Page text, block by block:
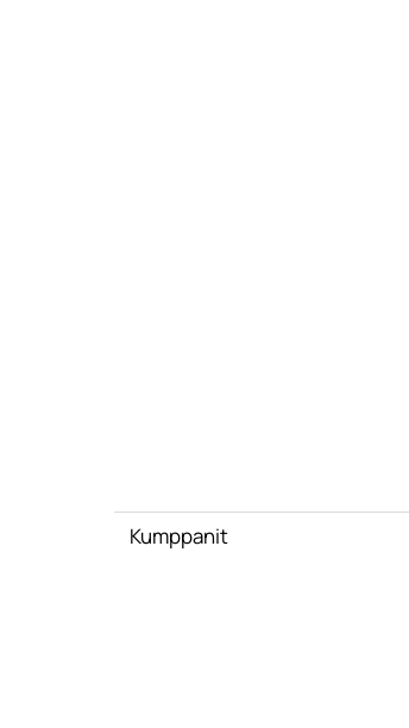
Kumppanit